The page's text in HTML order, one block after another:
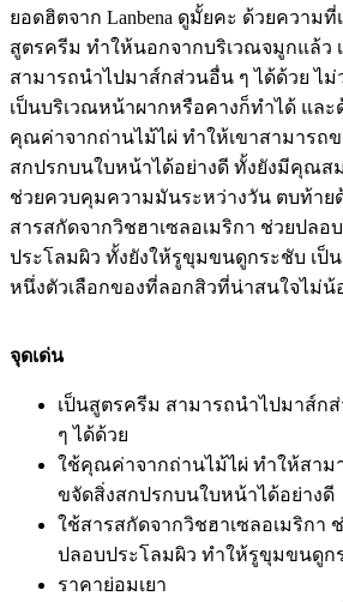
ยอดฮิตจาก Lanbena ดูมั้ยคะ ด้วยความที่
สูตรครีม ทำให้นอกจากบริเวณจมูกแล้ว เ
สามารถนำไปมาส์กส่วนอื่น ๆ ได้ด้วย ไม่
เป็นบริเวณหน้าผากหรือคางก็ทำได้ และ
คุณค่าจากถ่านไม้ไผ่ ทำให้เขาสามารถข
สกปรกบนใบหน้าได้อย่างดี ทั้งยังมีคุณส
ช่วยควบคุมความมันระหว่างวัน ตบท้าย
สารสกัดจากวิชฮาเซลอเมริกา ช่วยปลอบ
ประโลมผิว ทั้งยังให้รูขุมขนดูกระชับ เป็
หนึ่งตัวเลือกของที่ลอกสิวที่น่าสนใจไม่น้
จุดเด่น
เป็นสูตรครีม สามารถนำไปมาส์ก
ๆ ได้ด้วย
ใช้คุณค่าจากถ่านไม้ไผ่ ทำให้สาม
ขจัดสิ่งสกปรกบนใบหน้าได้อย่างดี
ใช้สารสกัดจากวิชฮาเซลอเมริกา
ปลอบประโลมผิว ทำให้รูขุมขนดูก
ราคาย่อมเยา